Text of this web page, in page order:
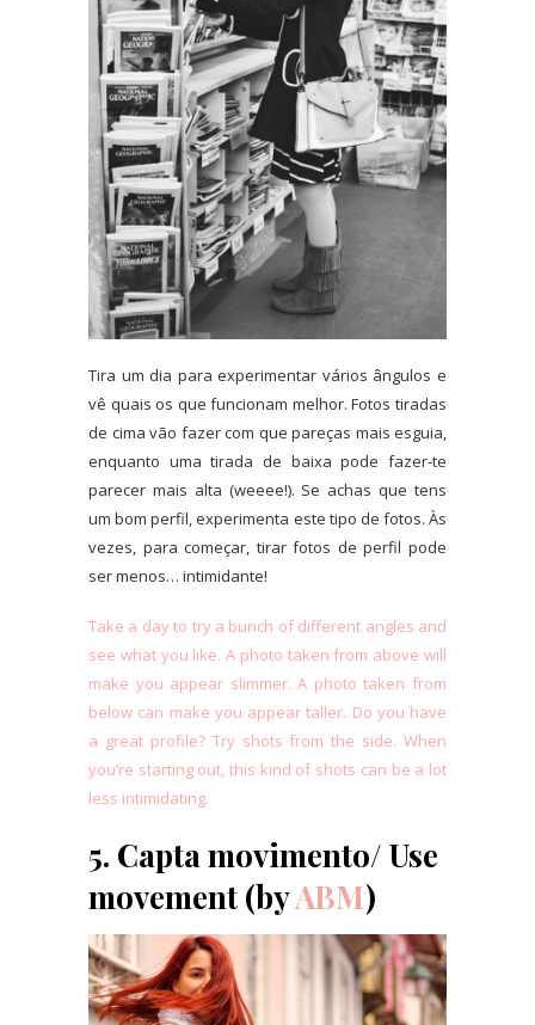
Tira um dia para experimentar vários ângulos e
vê quais os que funcionam melhor. Fotos tiradas
de cima vão fazer com que pareças mais esguia,
enquanto uma tirada de baixa pode fazer-te
parecer mais alta (weeee!). Se achas que tens
um bom perfil, experimenta este tipo de fotos. Às
vezes, para começar, tirar fotos de perfil pode
ser menos… intimidante!
Take a day to try a bunch of different angles and
see what you like. A photo taken from above will
make you appear slimmer. A photo taken from
below can make you appear taller. Do you have
a great profile? Try shots from the side. When
you’re starting out, this kind of shots can be a lot
less intimidating.
5. Capta movimento/ Use
movement (byABM)